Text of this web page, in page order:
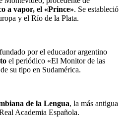
a vapor, el «Prince». Se estableció
y el Río de la Plata.
por el educador argentino
el periódico «El Monitor de las
su tipo en Sudamérica.
de la Lengua, la más antigua
Academia Española.